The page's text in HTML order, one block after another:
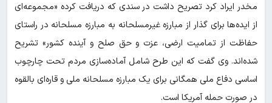
مخدر ایراد کرد تصریح داشت در سندی که دریافت کرده «مجموعه‌ای
از ایده‌ها برای گذار از مبارزه غیرمسلحانه به مبارزه مسلحانه در راستای
حفاظت از تمامیت ارضی، عزت و حق صلح و آینده کشور» تشریح
شده‌اند. وی گفت که این طرح شامل آماده‌سازی مردم تحت چارچوب
اساسی دفاع ملی همگانی برای یک مبارزه مسلحانه ملی و قاره‌ای بالقوه
در صورت حمله آمریکا است.